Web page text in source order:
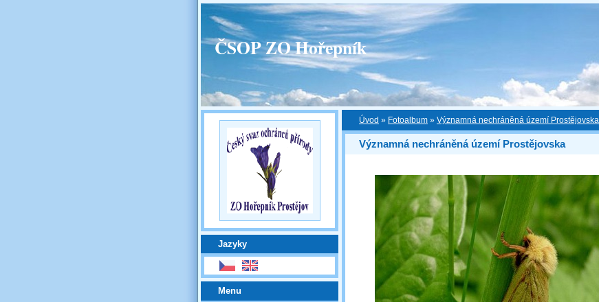
ČSOP ZO Hořepník
Úvod » Fotoalbum » Významná nechráněná území Prostějovska
Významná nechráněná území Prostějovska
Jazyky
Menu